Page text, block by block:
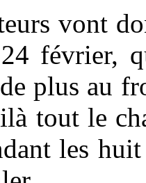
vont
février,
plus au
tout le
les